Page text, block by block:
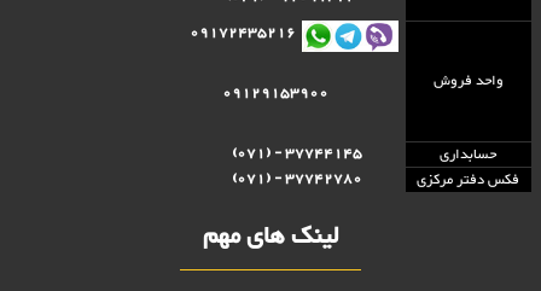
واحد فروش
09172435216
حسابداری
37744145 - (071)
فکس دفتر مرکزی
37742780 - (071)
لینک های مهم